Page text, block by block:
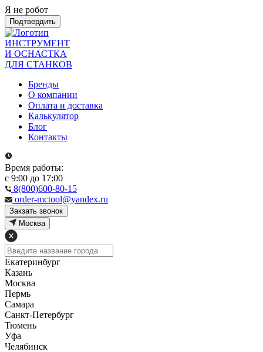
Я не робот
Подтвердить
ИНСТРУМЕНТ
И ОСНАСТКА
ДЛЯ СТАНКОВ
Бренды
О компании
Оплата и доставка
Калькулятор
Блог
Контакты
Время работы:
с 9:00 до 17:00
8(800)600-80-15
order-mctool@yandex.ru
Закзать звонок
Москва
Екатеринбург
Казань
Москва
Пермь
Самара
Санкт-Петербург
Тюмень
Уфа
Челябинск